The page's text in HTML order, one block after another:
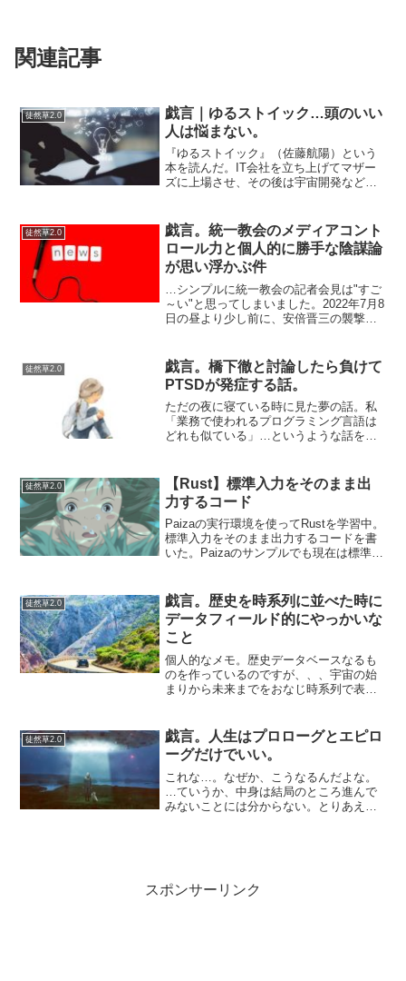
関連記事
徒然草2.0
戯言｜ゆるストイック…頭のいい
人は悩まない。
『ゆるストイック』（佐藤航陽）という
本を読んだ。IT会社を立ち上げてマザー
ズに上場させ、その後は宇宙開発などを
自分が何か役に立つことを得られる本な
のだろうか、と半信半疑...
徒然草2.0
戯言。統一教会のメディアコント
ロール力と個人的に勝手な陰謀論
が思い浮かぶ件
…シンプルに統一教会の記者会見は"すご
～い"と思ってしまいました。2022年7月8
日の昼より少し前に、安倍晋三の襲撃事
由ではなく「特定の宗教団体」に対する
恨みから犯行に...
徒然草2.0
戯言。橋下徹と討論したら負けて
PTSDが発症する話。
ただの夜に寝ている時に見た夢の話。私
「業務で使われるプログラミング言語は
どれも似ている」…というような話をな
ら、１つプログラミング言語を覚えれば
複数の言語を理解するのは容...
徒然草2.0
【Rust】標準入力をそのまま出
力するコード
Paizaの実行環境を使ってRustを学習中。
標準入力をそのまま出力するコードを書
いた。Paizaのサンプルでも現在は標準入
ば何となく何をやっているのかはわ...
徒然草2.0
戯言。歴史を時系列に並べた時に
データフィールド的にやっかいな
こと
個人的なメモ。歴史データベースなるも
のを作っているのですが、、、宇宙の始
まりから未来までをおなじ時系列で表現
で整数もしくは文字列を使用することに
なる。それで、符号付きの...
徒然草2.0
戯言。人生はプロローグとエピロ
ーグだけでいい。
これな…。なぜか、こうなるんだよな。
…ていうか、中身は結局のところ進んで
みないことには分からない。とりあえ
スポンサーリンク